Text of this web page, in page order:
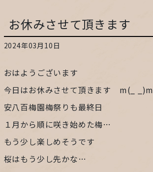
施工実績
お問い合わせ
サイトマップ
お休みさせて頂きます
2024年03月10日
おはようございます
今日はお休みさせて頂きます m(_ _)m
安八百梅園梅祭りも最終日
１月から順に咲き始めた梅…
もう少し楽しめそうです
桜はもう少し先かな…